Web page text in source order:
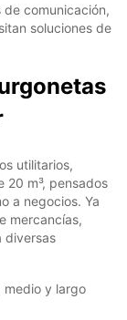
comunicación,
soluciones de
utilitarios,
20 m³, pensados
a negocios. Ya
mercancías,
diversas
medio y largo